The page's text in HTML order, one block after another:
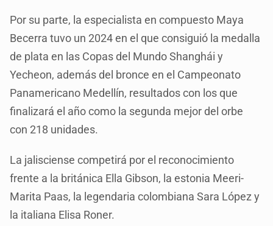
Por su parte, la especialista en compuesto Maya
Becerra tuvo un 2024 en el que consiguió la medalla
de plata en las Copas del Mundo Shanghái y
Yecheon, además del bronce en el Campeonato
Panamericano Medellín, resultados con los que
finalizará el año como la segunda mejor del orbe
con 218 unidades.
La jalisciense competirá por el reconocimiento
frente a la británica Ella Gibson, la estonia Meeri-
Marita Paas, la legendaria colombiana Sara López y
la italiana Elisa Roner.